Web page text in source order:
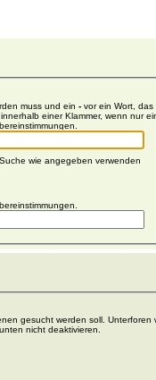
muss und ein -vor ein Wort, das
innerhalb einer Klammer, wenn nur
wie angegeben verwenden
gesucht werden soll. Unterforen
nicht deaktivieren.